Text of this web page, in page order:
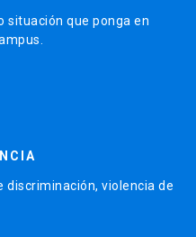
situación que ponga en
discriminación, violencia de